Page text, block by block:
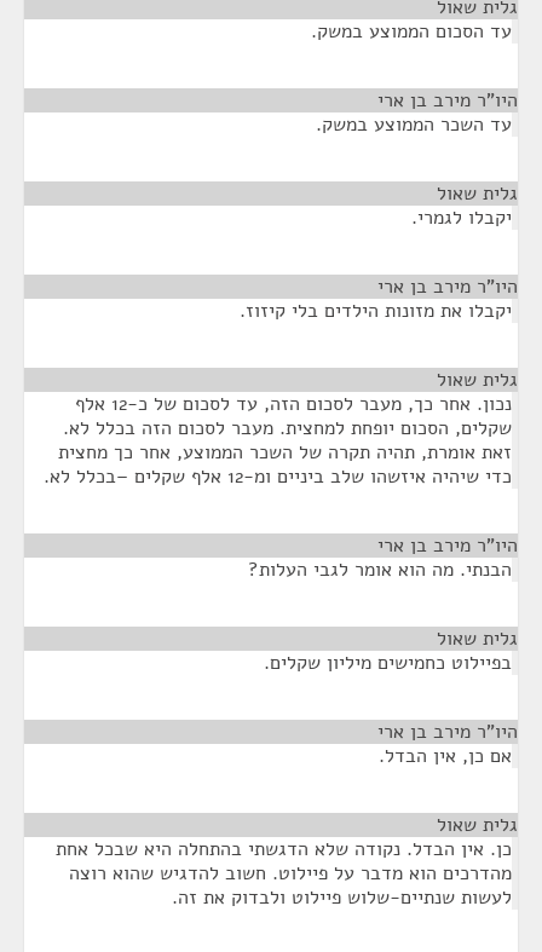
גלית שאול
עד הסכום הממוצע במשק.
היו"ר מירב בן ארי
עד השכר הממוצע במשק.
גלית שאול
יקבלו לגמרי.
היו"ר מירב בן ארי
יקבלו את מזונות הילדים בלי קיזוז.
גלית שאול
נכון. אחר כך, מעבר לסכום הזה, עד לסכום של כ-12 אלף
שקלים, הסכום יופחת למחצית. מעבר לסכום הזה בכלל לא.
זאת אומרת, תהיה תקרה של השכר הממוצע, אחר כך מחצית
כדי שיהיה איזשהו שלב ביניים ומ-12 אלף שקלים –בכלל לא.
היו"ר מירב בן ארי
הבנתי. מה הוא אומר לגבי העלות?
גלית שאול
בפיילוט כחמישים מיליון שקלים.
היו"ר מירב בן ארי
אם כן, אין הבדל.
גלית שאול
כן. אין הבדל. נקודה שלא הדגשתי בהתחלה היא שבכל אחת
מהדרכים הוא מדבר על פיילוט. חשוב להדגיש שהוא רוצה
לעשות שנתיים-שלוש פיילוט ולבדוק את זה.